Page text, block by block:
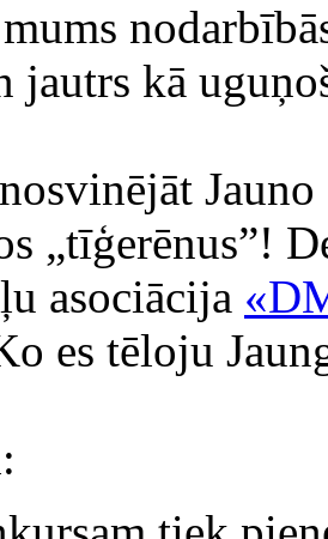
jautrs kā
„tīģerēnus”!
asociācija
es tēloju